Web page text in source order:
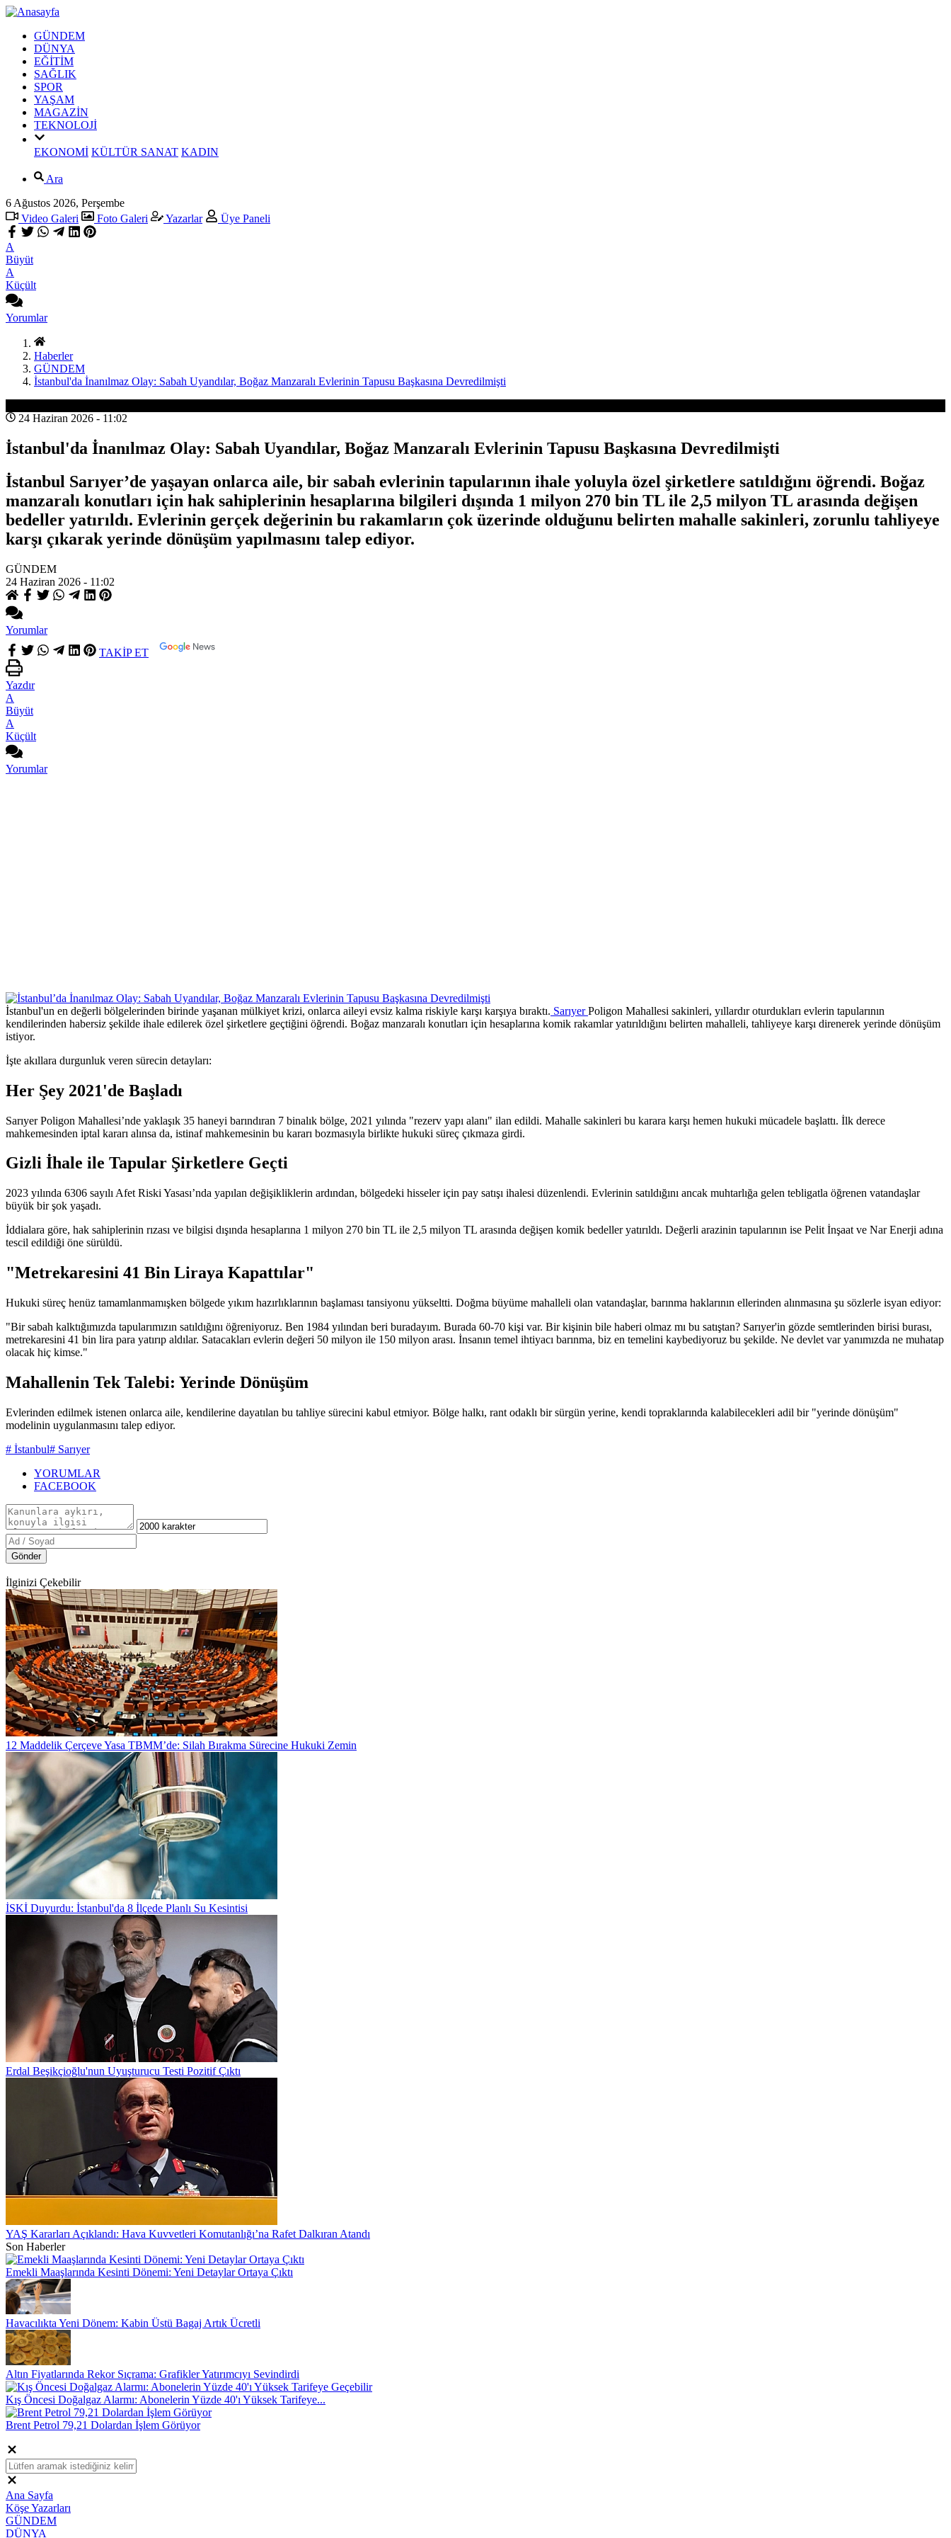
GÜNDEM
DÜNYA
EĞİTİM
SAĞLIK
SPOR
YAŞAM
MAGAZİN
TEKNOLOJİ
EKONOMİ KÜLTÜR SANAT KADIN
Ara
6 Ağustos 2026, Perşembe
Video Galeri
Foto Galeri Yazarlar Üye Paneli
A
Büyüt
A
Küçült
Yorumlar
Haberler
GÜNDEM
İstanbul'da İnanılmaz Olay: Sabah Uyandılar, Boğaz Manzaralı Evlerinin Tapusu Başkasına Devredilmişti
24 Haziran 2026 - 11:02
İstanbul'da İnanılmaz Olay: Sabah Uyandılar, Boğaz Manzaralı Evlerinin Tapusu Başkasına Devredilmişti
İstanbul Sarıyer’de yaşayan onlarca aile, bir sabah evlerinin tapularının ihale yoluyla özel şirketlere satıldığını öğrendi. Boğaz
manzaralı konutları için hak sahiplerinin hesaplarına bilgileri dışında 1 milyon 270 bin TL ile 2,5 milyon TL arasında değişen
bedeller yatırıldı. Evlerinin gerçek değerinin bu rakamların çok üzerinde olduğunu belirten mahalle sakinleri, zorunlu tahliyeye
karşı çıkarak yerinde dönüşüm yapılmasını talep ediyor.
GÜNDEM
24 Haziran 2026 - 11:02
Yorumlar
TAKİP ET
Yazdır
A
Büyüt
A
Küçült
Yorumlar
İstanbul'un en değerli bölgelerinden birinde yaşanan mülkiyet krizi, onlarca aileyi evsiz kalma riskiyle karşı karşıya bıraktı. SarıyerPoligon Mahallesi sakinleri, yıllardır oturdukları evlerin tapularının
kendilerinden habersiz şekilde ihale edilerek özel şirketlere geçtiğini öğrendi. Boğaz manzaralı konutları için hesaplarına komik rakamlar yatırıldığını belirten mahalleli, tahliyeye karşı direnerek yerinde dönüşüm
istiyor.
İşte akıllara durgunluk veren sürecin detayları:
Her Şey 2021'de Başladı
Sarıyer Poligon Mahallesi’nde yaklaşık 35 haneyi barındıran 7 binalık bölge, 2021 yılında "rezerv yapı alanı" ilan edildi. Mahalle sakinleri bu karara karşı hemen hukuki mücadele başlattı. İlk derece
mahkemesinden iptal kararı alınsa da, istinaf mahkemesinin bu kararı bozmasıyla birlikte hukuki süreç çıkmaza girdi.
Gizli İhale ile Tapular Şirketlere Geçti
2023 yılında 6306 sayılı Afet Riski Yasası’nda yapılan değişikliklerin ardından, bölgedeki hisseler için pay satışı ihalesi düzenlendi. Evlerinin satıldığını ancak muhtarlığa gelen tebligatla öğrenen vatandaşlar
büyük bir şok yaşadı.
İddialara göre, hak sahiplerinin rızası ve bilgisi dışında hesaplarına 1 milyon 270 bin TL ile 2,5 milyon TL arasında değişen komik bedeller yatırıldı. Değerli arazinin tapularının ise Pelit İnşaat ve Nar Enerji adına
tescil edildiği öne sürüldü.
"Metrekaresini 41 Bin Liraya Kapattılar"
Hukuki süreç henüz tamamlanmamışken bölgede yıkım hazırlıklarının başlaması tansiyonu yükseltti. Doğma büyüme mahalleli olan vatandaşlar, barınma haklarının ellerinden alınmasına şu sözlerle isyan ediyor:
"Bir sabah kalktığımızda tapularımızın satıldığını öğreniyoruz. Ben 1984 yılından beri buradayım. Burada 60-70 kişi var. Bir kişinin bile haberi olmaz mı bu satıştan? Sarıyer'in gözde semtlerinden birisi burası,
metrekaresini 41 bin lira para yatırıp aldılar. Satacakları evlerin değeri 50 milyon ile 150 milyon arası. İnsanın temel ihtiyacı barınma, biz en temelini kaybediyoruz bu şekilde. Ne devlet var yanımızda ne muhatap
olacak hiç kimse."
Mahallenin Tek Talebi: Yerinde Dönüşüm
Evlerinden edilmek istenen onlarca aile, kendilerine dayatılan bu tahliye sürecini kabul etmiyor. Bölge halkı, rant odaklı bir sürgün yerine, kendi topraklarında kalabilecekleri adil bir "yerinde dönüşüm"
modelinin uygulanmasını talep ediyor.
# İstanbul# Sarıyer
YORUMLAR
FACEBOOK
Gönder
İlginizi Çekebilir
12 Maddelik Çerçeve Yasa TBMM’de: Silah Bırakma Sürecine Hukuki Zemin
İSKİ Duyurdu: İstanbul'da 8 İlçede Planlı Su Kesintisi
Erdal Beşikçioğlu'nun Uyuşturucu Testi Pozitif Çıktı
YAŞ Kararları Açıklandı: Hava Kuvvetleri Komutanlığı’na Rafet Dalkıran Atandı
Son Haberler
Emekli Maaşlarında Kesinti Dönemi: Yeni Detaylar Ortaya Çıktı
Havacılıkta Yeni Dönem: Kabin Üstü Bagaj Artık Ücretli
Altın Fiyatlarında Rekor Sıçrama: Grafikler Yatırımcıyı Sevindirdi
Kış Öncesi Doğalgaz Alarmı: Abonelerin Yüzde 40'ı Yüksek Tarifeye...
Brent Petrol 79,21 Dolardan İşlem Görüyor
Ana Sayfa
Köşe Yazarları
GÜNDEM
DÜNYA